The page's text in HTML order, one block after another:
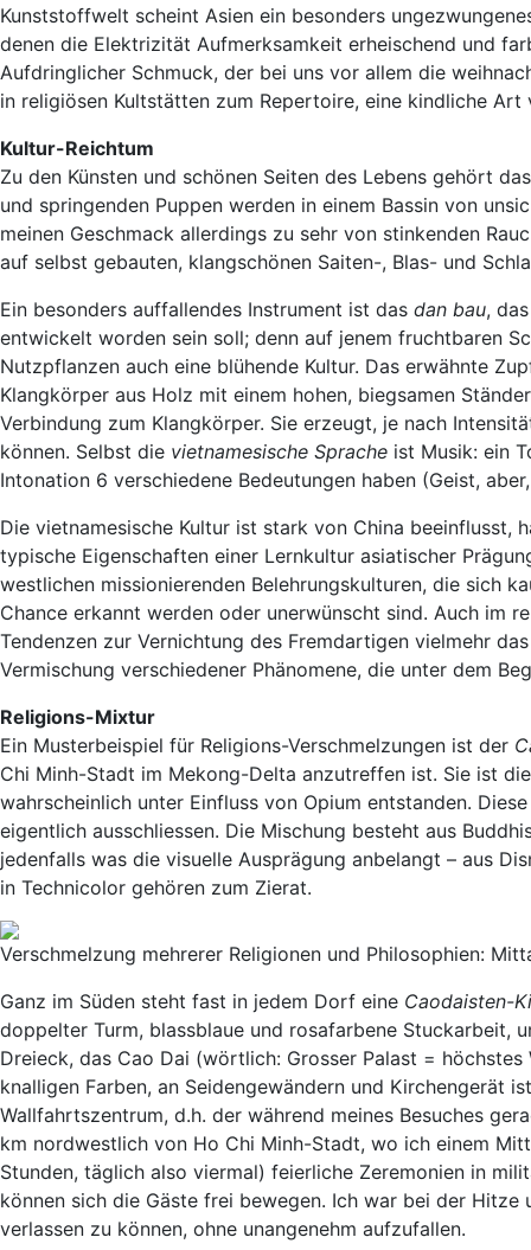
Kunststoffwelt scheint Asien ein besonders
denen die Elektrizität Aufmerksamkeit erheischend und
Aufdringlicher Schmuck, der bei uns vor allem die
in religiösen Kultstätten zum Repertoire, eine kindliche Art
Kultur-Reichtum
Zu den Künsten und schönen Seiten des Lebens gehört
und springenden Puppen werden in einem Bassin von
meinen Geschmack allerdings zu sehr von stinkenden
auf selbst gebauten, klangschönen Saiten-, Blas- und
Ein besonders auffallendes Instrument ist das dan bau,
entwickelt worden sein soll; denn auf jenem fruchtbaren
Nutzpflanzen auch eine blühende Kultur. Das erwähnte
Klangkörper aus Holz mit einem hohen, biegsamen
Verbindung zum Klangkörper. Sie erzeugt, je nach
können. Selbst die vietnamesische Sprache ist Musik: ein
Intonation 6 verschiedene Bedeutungen haben (Geist,
Die vietnamesische Kultur ist stark von China beeinflusst,
typische Eigenschaften einer Lernkultur asiatischer
westlichen missionierenden Belehrungskulturen, die sich
Chance erkannt werden oder unerwünscht sind. Auch im
Tendenzen zur Vernichtung des Fremdartigen vielmehr
Vermischung verschiedener Phänomene, die unter dem
Religions-Mixtur
Ein Musterbeispiel für Religions-Verschmelzungen ist der
Chi Minh-Stadt im Mekong-Delta anzutreffen ist. Sie ist
wahrscheinlich unter Einfluss von Opium entstanden.
eigentlich ausschliessen. Die Mischung besteht aus
jedenfalls was die visuelle Ausprägung anbelangt – aus
in Technicolor gehören zum Zierat.
Verschmelzung mehrerer Religionen und Philosophien:
Ganz im Süden steht fast in jedem Dorf eine Caodaisten-
doppelter Turm, blassblaue und rosafarbene Stuckarbeit,
Dreieck, das Cao Dai (wörtlich: Grosser Palast =
knalligen Farben, an Seidengewändern und Kirchengerät
Wallfahrtszentrum, d.h. der während meines Besuches
km nordwestlich von Ho Chi Minh-Stadt, wo ich einem
Stunden, täglich also viermal) feierliche Zeremonien in
können sich die Gäste frei bewegen. Ich war bei der
verlassen zu können, ohne unangenehm aufzufallen.